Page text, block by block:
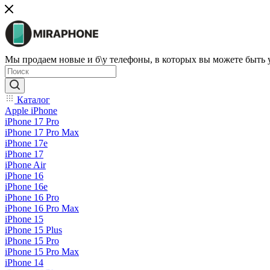
Мы продаем новые и б\у телефоны, в которых вы можете быть
Каталог
Apple iPhone
iPhone 17 Pro
iPhone 17 Pro Max
iPhone 17e
iPhone 17
iPhone Air
iPhone 16
iPhone 16e
iPhone 16 Pro
iPhone 16 Pro Max
iPhone 15
iPhone 15 Plus
iPhone 15 Pro
iPhone 15 Pro Max
iPhone 14